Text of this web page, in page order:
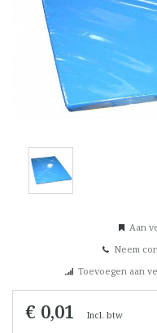
Aan
Neem
Toevoegen aan
€ 0,01 Incl. btw